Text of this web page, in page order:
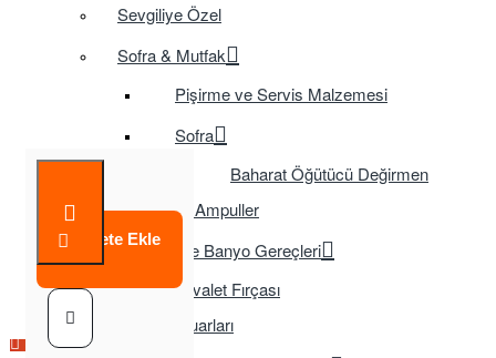
Sevgiliye Özel
Sofra & Mutfak
Pişirme ve Servis Malzemesi
Sofra
Baharat Öğütücü Değirmen
Tasarruflu Ampuller
Temizlik ve Banyo Gereçleri
Tuvalet Fırçası
TV Aksesuarları
Sepete Ekle
Çok Satılan Ürün